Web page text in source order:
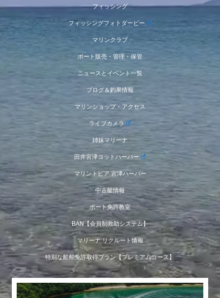
フィッシング
フィッシングフォトダービー
マリンクラブ
ボート販売・管理・保管
ニュースとイベント一覧
ブログ＆釣果情報
マリンショップ・アクセス
ライブカメラ
姉妹マリーナ
田井宮津ヨットハーバー
マリントピア 宮津ハーバー
中古艇情報
ボート免許教室
BAN【会員制救助システム】
マリーナ リクルート情報
特別な船舶免許取得プラン【プレミアムコース】